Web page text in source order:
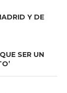
Y DE
SER UN